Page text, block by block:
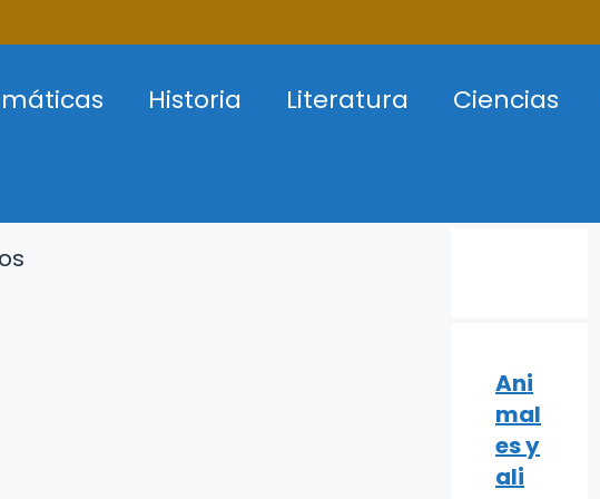
Historia Literatura Ciencias
Ani
mal
es y
ali